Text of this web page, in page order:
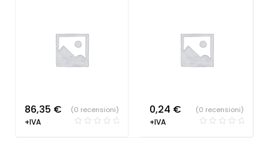
86,35 €
+IVA
(0 recensioni) 0,24 €
+IVA
(0 recensioni)